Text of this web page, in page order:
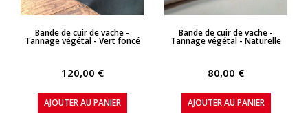
APERÇU RAPIDE
Bande de cuir de vache -
Tannage végétal - Vert foncé
120,00 €
AJOUTER AU PANIER
APERÇU RAPIDE
Bande de cuir de vache -
Tannage végétal - Naturelle
80,00 €
AJOUTER AU PANIER